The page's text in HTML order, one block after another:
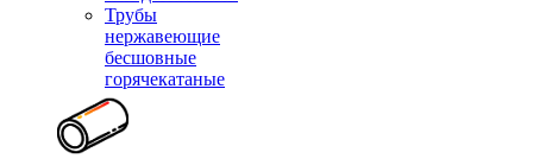
Трубы
нержавеющие
бесшовные
горячекатаные